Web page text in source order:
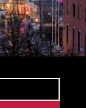
biljettsläpp.